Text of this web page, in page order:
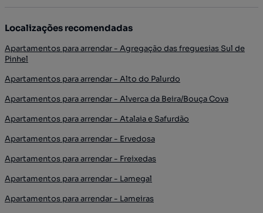
Localizações recomendadas
Apartamentos para arrendar - Agregação das freguesias Sul de
Pinhel
Apartamentos para arrendar - Alto do Palurdo
Apartamentos para arrendar - Alverca da Beira/Bouça Cova
Apartamentos para arrendar - Atalaia e Safurdão
Apartamentos para arrendar - Ervedosa
Apartamentos para arrendar - Freixedas
Apartamentos para arrendar - Lamegal
Apartamentos para arrendar - Lameiras